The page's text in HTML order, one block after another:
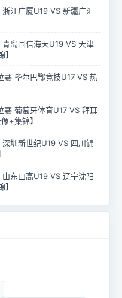
江广厦U19 VS 新疆广汇
岛国信海天U19 VS 天津
毕尔巴鄂竞技U17 VS 热
葡萄牙体育U17 VS 拜耳
+集锦】
圳新世纪U19 VS 四川锦
东山高U19 VS 辽宁沈阳